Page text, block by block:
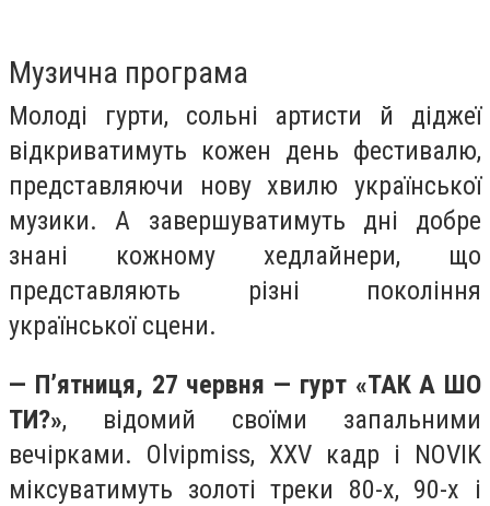
Музична програма
Молоді гурти, сольні артисти й діджеї
відкриватимуть кожен день фестивалю,
представляючи нову хвилю української
музики. А завершуватимуть дні добре
знані кожному хедлайнери, що
представляють різні покоління
української сцени.
— П’ятниця, 27 червня — гурт «ТАК А ШО
ТИ?», відомий своїми запальними
вечірками. Olvipmiss, XXV кадр і NOVIK
міксуватимуть золоті треки 80-х, 90-х і